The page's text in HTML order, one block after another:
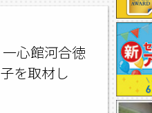
心館河合徳
を取材し